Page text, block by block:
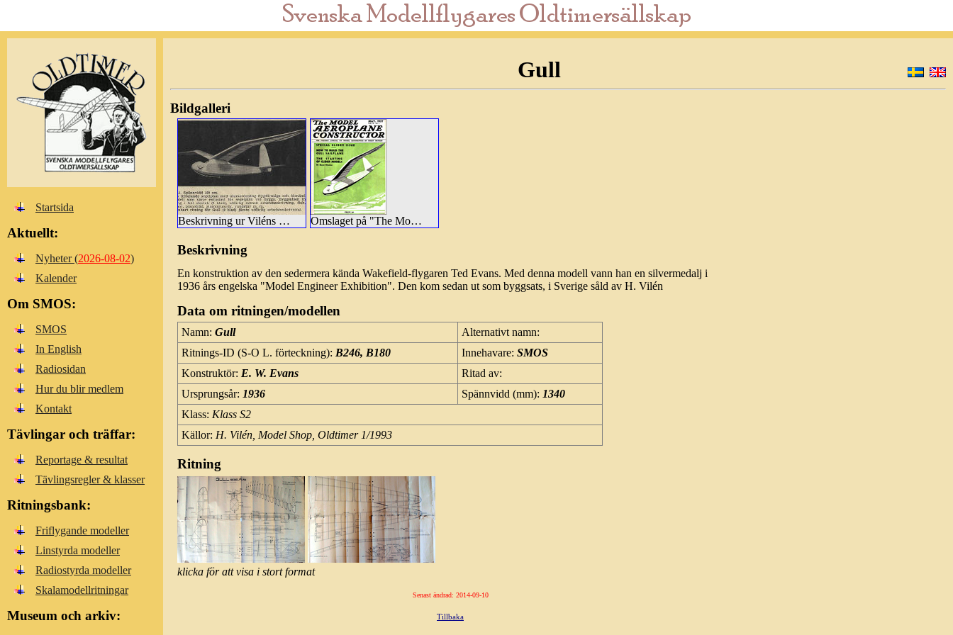
Gull
Bildgalleri
Beskrivning ur Viléns katalog 1943 Omslaget på "The Model Aeroplane Constructor"
Beskrivning
En konstruktion av den sedermera kända Wakefield-flygaren Ted Evans. Med denna modell vann han en silvermedalj i
1936 års engelska "Model Engineer Exhibition". Den kom sedan ut som byggsats, i Sverige såld av H. Vilén
Data om ritningen/modellen
Namn: Gull
Alternativt namn:
Ritnings-ID (S-O L. förteckning): B246, B180 Innehavare: SMOS
Konstruktör: E. W. Evans
Ritad av:
Ursprungsår: 1936 Spännvidd (mm): 1340
Klass: Klass S2
Källor: H. Vilén, Model Shop, Oldtimer 1/1993
Ritning
klicka för att visa i stort format
Senast ändrad: 2014-09-10
Tillbaka
Startsida
Aktuellt:
Nyheter (2026-08-02)
Kalender
Om SMOS:
SMOS
In English
Radiosidan
Hur du blir medlem
Kontakt
Tävlingar och träffar:
Reportage & resultat
Tävlingsregler & klasser
Ritningsbank:
Friflygande modeller
Linstyrda modeller
Radiostyrda modeller
Skalamodellritningar
Museum och arkiv: